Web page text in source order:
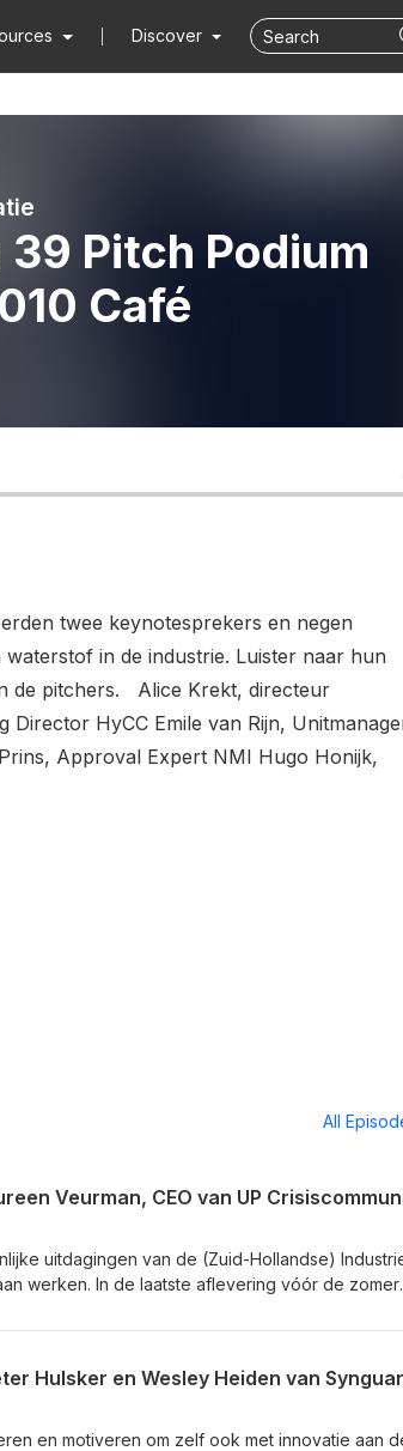
Discover
Pitch Podium
Café
twee keynotesprekers en negen
in de industrie. Luister naar hun
de pitchers. Alice Krekt, directeur
HyCC Emile van Rijn,
Approval Expert NMI Hugo Honijk,
All
uitdagingen van de (Zuid-Hollandse)
werken. In de laatste aflevering vóór de zomer
van crisiscommunicatie; over hoe
nu op de Innovatie Delegatie door op + of
meteen in je playlist!
Hulsker en Wesley Heiden van
en motiveren om zelf ook met innovatie aan